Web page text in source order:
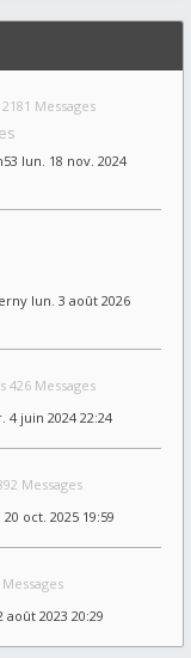
Messages
lun. 18 nov. 2024
lun. 3 août 2026
426 Messages
4 juin 2024 22:24
Messages
20 oct. 2025 19:59
août 2023 20:29